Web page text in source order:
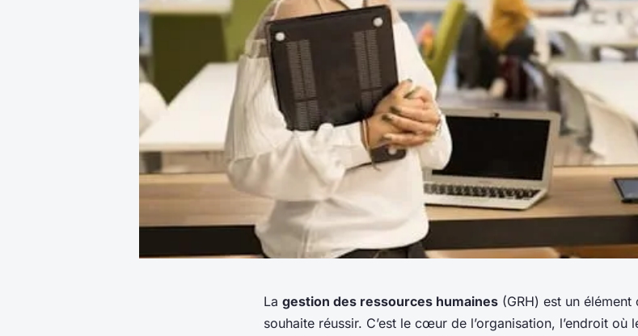
La gestion des ressources humaines (GRH) est un
souhaite réussir. C’est le cœur de l’organisation, l’endroit où